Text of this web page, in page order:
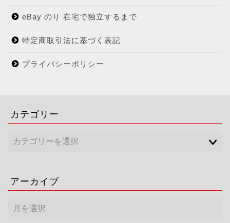
eBay のり 在宅で独立するまで
特定商取引法に基づく表記
プライバシーポリシー
カテゴリー
アーカイブ
ー